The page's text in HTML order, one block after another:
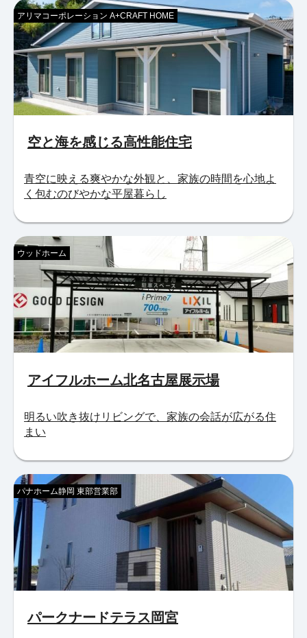
空と海を感じる高性能住宅
アリマコーポレーション A+CRAFT HOME
青空に映える爽やかな外観と、家族の時間を心地よ
く包むのびやかな平屋暮らし
アイフルホーム北名古屋展示場
ウッドホーム
明るい吹き抜けリビングで、家族の会話が広がる住
まい
パークナードテラス岡宮
パナホーム静岡 東部営業部